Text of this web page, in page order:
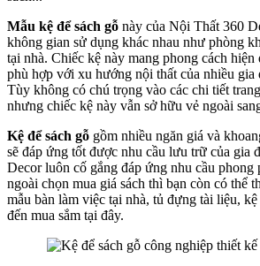
Mẫu kệ để sách gỗ này của Nội Thất 360
không gian sử dụng khác nhau như phòng
tại nhà. Chiếc kệ này mang phong cách hiện
phù hợp với xu hướng nội thất của nhiều gia
Tùy không có chú trọng vào các chi tiết
nhưng chiếc kệ này vẫn sở hữu vẻ ngoài
Kệ để sách gỗ gồm nhiều ngăn giá và
sẽ đáp ứng tốt được nhu cầu lưu trữ của gia
Decor luôn cố gắng đáp ứng nhu cầu phong
ngoài chọn mua giá sách thì bạn còn có thể
mẫu bàn làm việc tại nhà, tủ đựng tài liệu,
đến mua sắm tại đây.